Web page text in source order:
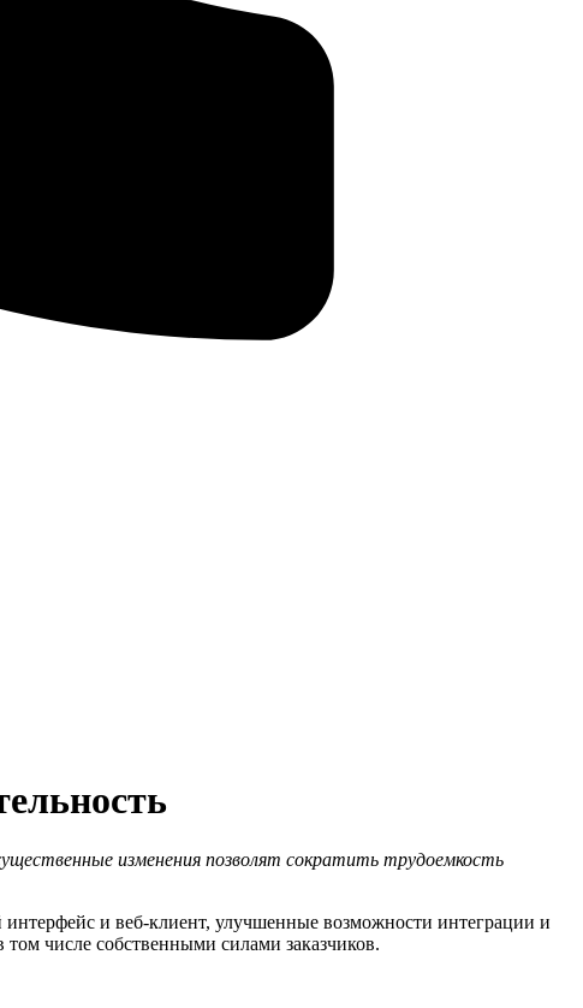
изменения позволят сократить трудоемкость
и веб-клиент, улучшенные возможности интеграции и
числе собственными силами заказчиков.